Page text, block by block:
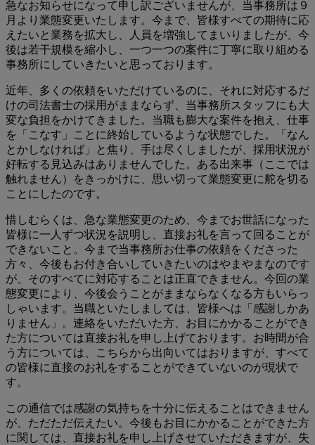
急なお知らせになって申し訳ございませんが、当事務所は９
月より業態変更いたします。今まで、皆様すべての期待に応
えたいと業務を拡大し、人員を増強してまいりましたが、今
後は若干規模を縮小し、一つ一つの案件に丁寧に取り組める
事務所にしていきたいと思っております。
近年、多くの依頼をいただけているのに、それに対応するだ
けの司法書士の採用がままならず、当事務所スタッフにも大
変な負担をかけてきました。当職も膨大な案件を抱え、仕事
を「こなす」ことに終始しているような状態でした。「なん
とかしなければ」と焦り、手は尽くしましたが、採用状況が
好転する見込みはありませんでした。ある出来事（ここでは
触れません）をきっかけに、思い切って業態変更に舵を切る
ことにしたのです。
惜しむらくは、急な業態変更のため、今までお世話になった
皆様に一人ずつ状況を説明し、直接お礼を言って回ることが
できないこと。今まで当事務所お仕事の依頼をくださった
方々、今後もお付き合いしていきたいのはやまやまなのです
が、そのすべてに対応することは正直できません。今回の業
態変更により、今後会うことがままならなくなる方もいらっ
しゃいます。当職といたしましては、皆様へは「感謝しかあ
りません」。連絡をいただいた方、お目にかかることができ
た方については直接お礼を申し上げております。お時間が合
う方については、こちらから出向いてはおりますが、すべて
の皆様に直接のお礼をすることができていないのが現状で
す。
この通信では感謝の気持ちを十分に伝えることはできません
が、ただただ伝えたい。今後もお目にかかることができた方
に関しては、直接お礼を申し上げさせていただきますが、失